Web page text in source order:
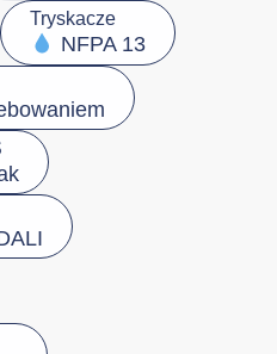
Tryskacze
NFPA 13